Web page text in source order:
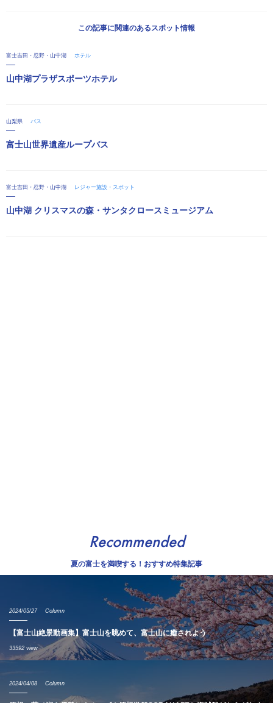
この記事に関連のあるスポット情報
富士吉田・忍野・山中湖 ホテル
山中湖プラザスポーツホテル
山梨県 バス
富士山世界遺産ループバス
富士吉田・忍野・山中湖 レジャー施設・スポット
山中湖 クリスマスの森・サンタクロースミュージアム
Recommended
夏の富士を満喫する！おすすめ特集記事
2024/05/27 Column
【富士山絶景動画集】富士山を眺めて、富士山に癒されよう
33592 view
2024/04/08 Column